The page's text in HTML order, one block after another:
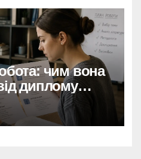
чим вона
диплому